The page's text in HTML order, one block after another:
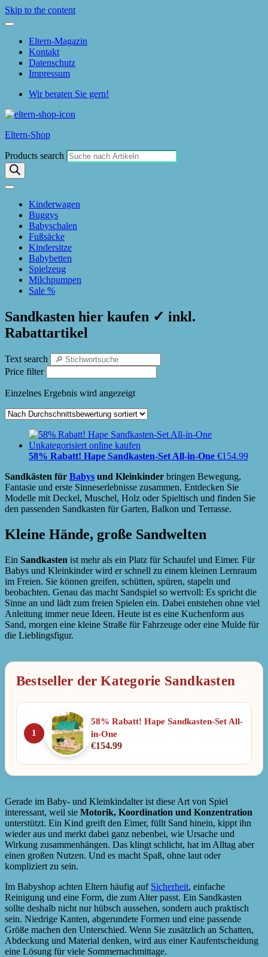
Skip to the content
Eltern-Magazin
Kontakt
Datenschutz
Impressum
Wir beraten Sie gern!
Eltern-Shop
Products search
Kinderwagen
Buggys
Babyschalen
Fußsäcke
Kindersitze
Babybetten
Spielzeug
Milchpumpen
Sale %
Sandkasten hier kaufen ✓ inkl.
Rabattartikel
Text search
Price filter
Einzelnes Ergebnis wird angezeigt
58% Rabatt! Hape Sandkasten-Set All-in-One €154.99
Sandkästen für Babys und Kleinkinder bringen Bewegung,
Fantasie und erste Sinneserlebnisse zusammen. Entdecken Sie
Modelle mit Deckel, Muschel, Holz oder Spieltisch und finden Sie
den passenden Sandkasten für Garten, Balkon und Terrasse.
Kleine Hände, große Sandwelten
Ein Sandkasten ist mehr als ein Platz für Schaufel und Eimer. Für
Babys und Kleinkinder wird er schnell zu einem kleinen Lernraum
im Freien. Sie können greifen, schütten, spüren, stapeln und
beobachten. Genau das macht Sandspiel so wertvoll: Es spricht die
Sinne an und lädt zum freien Spielen ein. Dabei entstehen ohne viel
Anleitung immer neue Ideen. Heute ist es eine Kuchenform aus
Sand, morgen eine kleine Straße für Fahrzeuge oder eine Mulde für
die Lieblingsfigur.
Bestseller der Kategorie Sandkasten
1
58% Rabatt! Hape Sandkasten-Set All-
in-One
€154.99
Gerade im Baby- und Kleinkindalter ist diese Art von Spiel
interessant, weil sie Motorik, Koordination und Konzentration
unterstützt. Ein Kind greift den Eimer, füllt Sand hinein, kippt ihn
wieder aus und merkt dabei ganz nebenbei, wie Ursache und
Wirkung zusammenhängen. Das klingt schlicht, hat im Alltag aber
einen großen Nutzen. Und es macht Spaß, ohne laut oder
kompliziert zu sein.
Im Babyshop achten Eltern häufig auf Sicherheit, einfache
Reinigung und eine Form, die zum Alter passt. Ein Sandkasten
sollte deshalb nicht nur hübsch aussehen, sondern auch praktisch
sein. Niedrige Kanten, abgerundete Formen und eine passende
Größe machen den Unterschied. Wenn Sie zusätzlich an Schatten,
Abdeckung und Material denken, wird aus einer Kaufentscheidung
eine Lösung für viele Sommernachmittage.